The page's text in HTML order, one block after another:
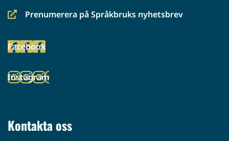
Prenumerera på Språkbruks nyhetsbrev
(siirryt
palveluun)
Facebook
(siirryt
palveluun)
Instagram
(siirryt
Kontakta oss